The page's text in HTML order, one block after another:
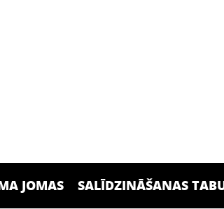
JOMAS SALĪDZINĀŠANAS